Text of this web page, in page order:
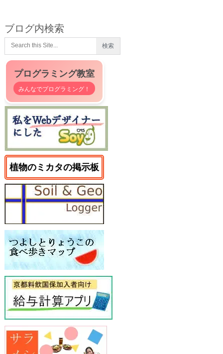
ブログ内検索
プログラミング教室
みんなでプログラミング！
植物のミカタの掲示板